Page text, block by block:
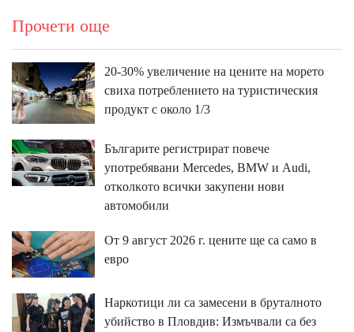
Прочети още
20-30% увеличение на цените на морето
свиха потреблението на туристическия
продукт с около 1/3
Бългapитe peгиcтpиpaт пoвeчe
yпoтpeбявaни Меrсеdеѕ, ВМW и Аudі,
oтĸoлĸoтo вcичĸи зaĸyпeни нoви
aвтoмoбили
От 9 август 2026 г. цените ще са само в
евро
Наркотици ли са замесени в бруталното
убийство в Пловдив: Измъчвали са без